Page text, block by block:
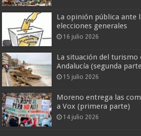
La opinión pública ante
elecciones generales
16 julio 2026
La situación del turismo
Andalucía (segunda
15 julio 2026
Moreno entrega las
a Vox (primera parte)
14 julio 2026